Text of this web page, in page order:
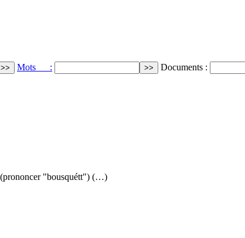
Mots : Documents :
(prononcer "bousquétt") (…)